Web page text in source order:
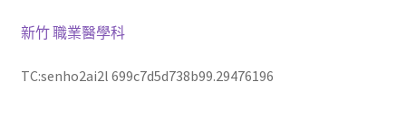
新竹 職業醫學科
TC:senho2ai2l 699c7d5d738b99.29476196